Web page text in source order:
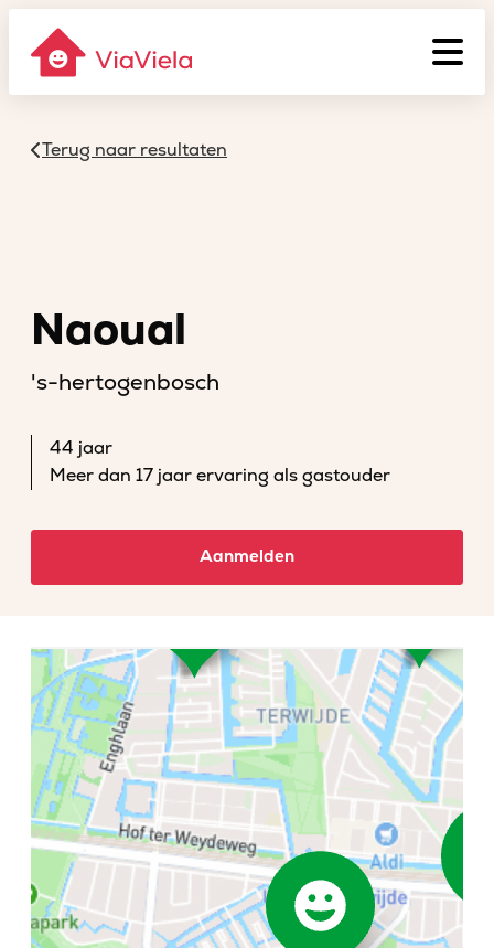
Terug naar resultaten
Naoual
's-hertogenbosch
44 jaar
Meer dan 17 jaar ervaring als gastouder
Aanmelden